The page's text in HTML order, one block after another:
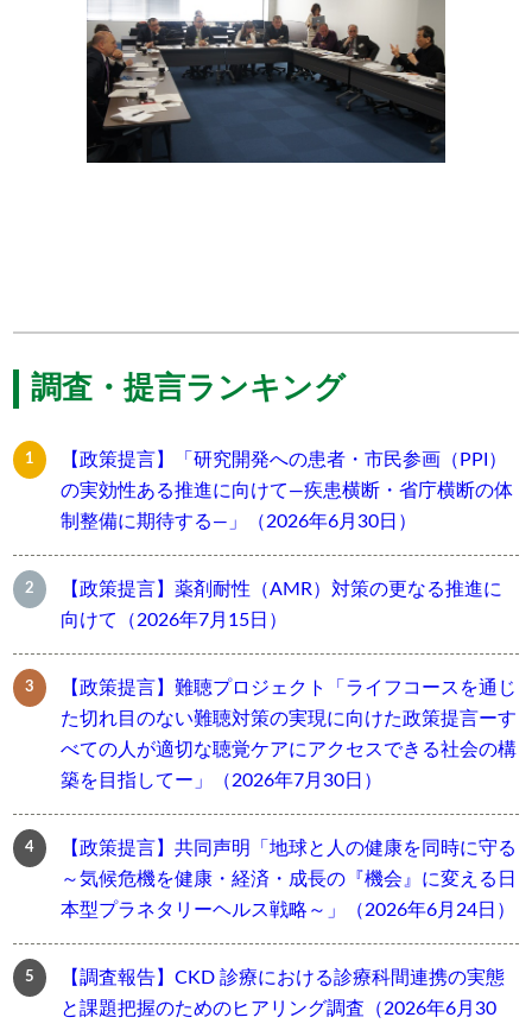
調査・提言ランキング
【政策提言】「研究開発への患者・市民参画（PPI）
の実効性ある推進に向けて―疾患横断・省庁横断の体
制整備に期待する―」（2026年6月30日）
【政策提言】薬剤耐性（AMR）対策の更なる推進に
向けて（2026年7月15日）
【政策提言】難聴プロジェクト「ライフコースを通じ
た切れ目のない難聴対策の実現に向けた政策提言ーす
べての人が適切な聴覚ケアにアクセスできる社会の構
築を目指してー」（2026年7月30日）
【政策提言】共同声明「地球と人の健康を同時に守る
～気候危機を健康・経済・成長の『機会』に変える日
本型プラネタリーヘルス戦略～」（2026年6月24日）
【調査報告】CKD 診療における診療科間連携の実態
と課題把握のためのヒアリング調査（2026年6月30